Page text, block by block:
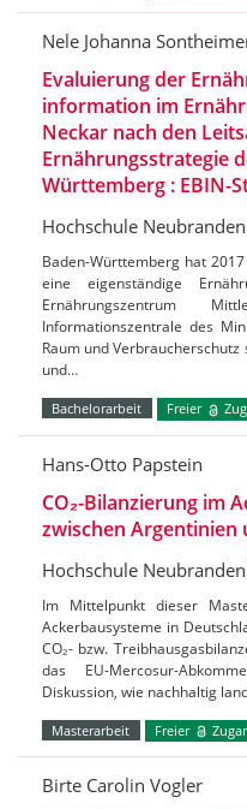
Nele Johanna
Evaluierung der
information im
Neckar nach den
Ernährungsstrategie
Württemberg : EBIN-
Hochschule
Baden-Württemberg hat
eine eigenständige
Ernährungszentrum
Informationszentrale des
Raum und
und…
Bachelorarbeit Freier
Hans-Otto Papstein
CO₂-Bilanzierung im
zwischen Argentinien
Hochschule
Im Mittelpunkt dieser
Ackerbausysteme in
CO₂- bzw.
das EU-Mercosur-
Diskussion, wie nachhaltig
Masterarbeit Freier
Birte Carolin Vogler